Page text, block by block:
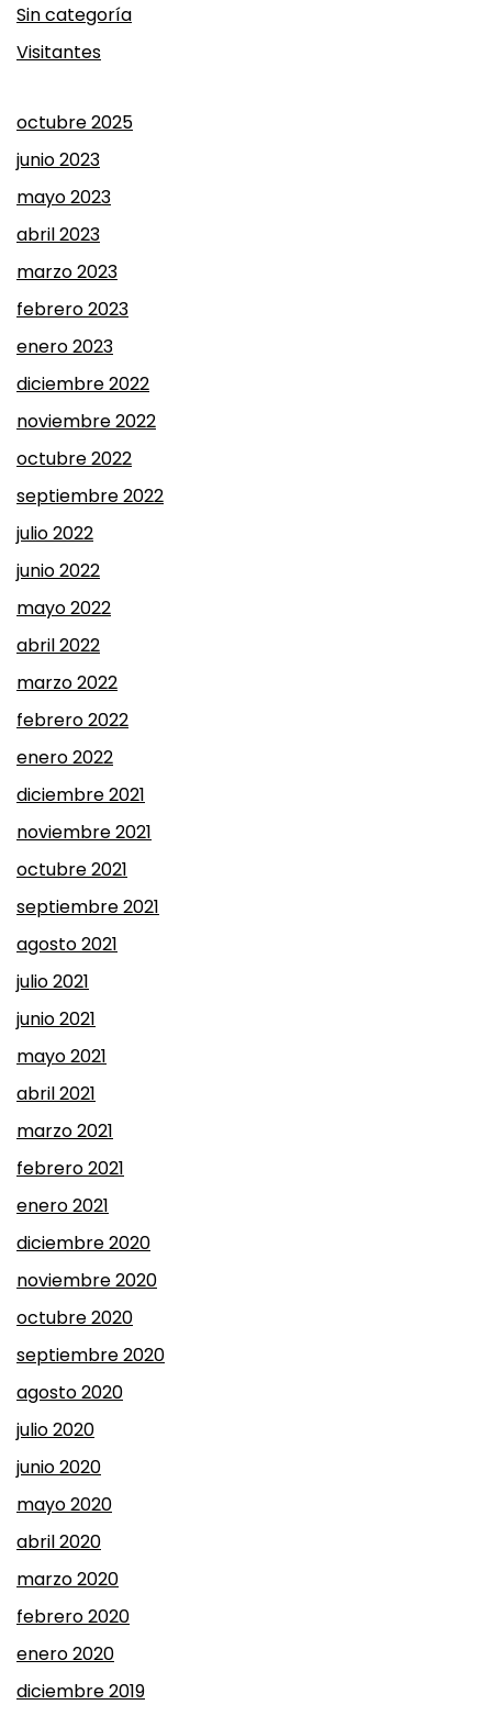
Sin categoría
Visitantes
octubre 2025
junio 2023
mayo 2023
abril 2023
marzo 2023
febrero 2023
enero 2023
diciembre 2022
noviembre 2022
octubre 2022
septiembre 2022
julio 2022
junio 2022
mayo 2022
abril 2022
marzo 2022
febrero 2022
enero 2022
diciembre 2021
noviembre 2021
octubre 2021
septiembre 2021
agosto 2021
julio 2021
junio 2021
mayo 2021
abril 2021
marzo 2021
febrero 2021
enero 2021
diciembre 2020
noviembre 2020
octubre 2020
septiembre 2020
agosto 2020
julio 2020
junio 2020
mayo 2020
abril 2020
marzo 2020
febrero 2020
enero 2020
diciembre 2019